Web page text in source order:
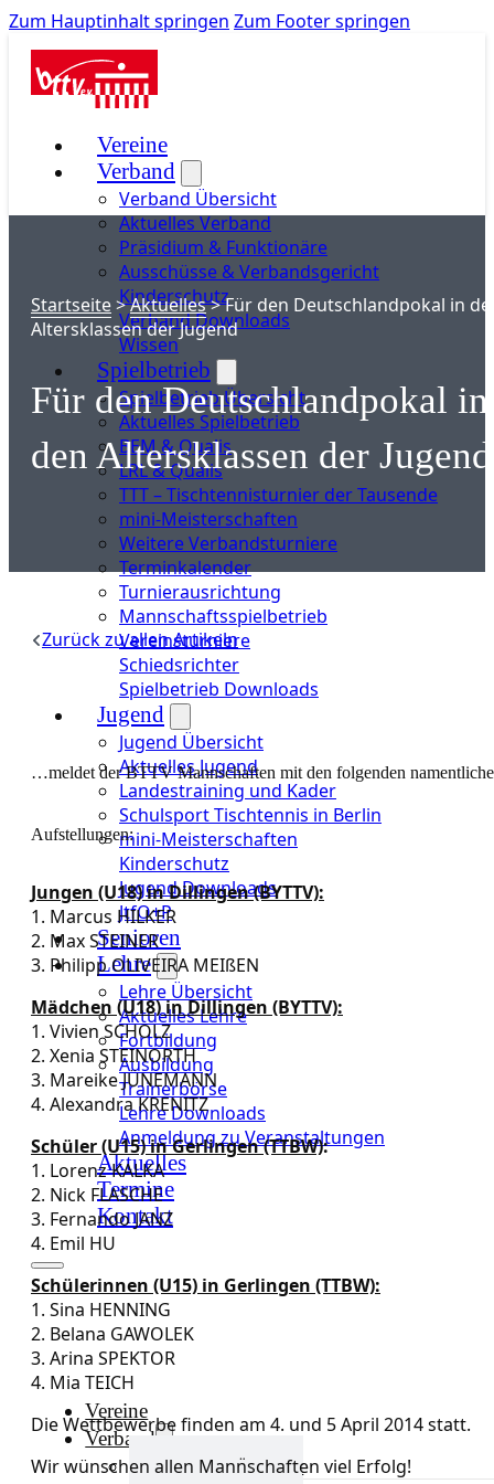
Zum Hauptinhalt springen Zum Footer springen
Vereine
Verband
Verband Übersicht
Aktuelles Verband
Präsidium & Funktionäre
Ausschüsse & Verbandsgericht
Kinderschutz
Verband Downloads
Wissen
Spielbetrieb
Spielbetrieb Übersicht
Aktuelles Spielbetrieb
BEM & Qualis
LRL & Qualis
TTT – Tischtennisturnier der Tausende
mini-Meisterschaften
Weitere Verbandsturniere
Terminkalender
Turnierausrichtung
Mannschaftsspielbetrieb
Vereinsturniere
Schiedsrichter
Spielbetrieb Downloads
Jugend
Jugend Übersicht
Aktuelles Jugend
Landestraining und Kader
Schulsport Tischtennis in Berlin
mini-Meisterschaften
Kinderschutz
Jugend Downloads
JtfO+P
Senioren
Lehre
Lehre Übersicht
Aktuelles Lehre
Fortbildung
Ausbildung
Trainerbörse
Lehre Downloads
Anmeldung zu Veranstaltungen
Aktuelles
Termine
Kontakt
Vereine
Verband
Verband Übersicht
Startseite>Aktuelles>Für den Deutschlandpokal in
Altersklassen der Jugend
Für den Deutschlandpokal in
den Altersklassen der Jugend
Zurück zu allen Artikeln
…meldet der BTTV Mannschaften mit den folgenden
Aufstellungen:
Jungen (U18) in Dillingen (BYTTV):
1. Marcus HILKER
2. Max STEINER
3. Philipp OLIVEIRA MEIßEN
Mädchen (U18) in Dillingen (BYTTV):
1. Vivien SCHOLZ
2. Xenia STEINORTH
3. Mareike JÜNEMANN
4. Alexandra KRENITZ
Schüler (U15) in Gerlingen (TTBW):
1. Lorenz KALKA
2. Nick FLASCHE
3. Fernando JANZ
4. Emil HU
Schülerinnen (U15) in Gerlingen (TTBW):
1. Sina HENNING
2. Belana GAWOLEK
3. Arina SPEKTOR
4. Mia TEICH
Die Wettbewerbe finden am 4. und 5 April 2014 statt.
Wir wünschen allen Mannschaften viel Erfolg!